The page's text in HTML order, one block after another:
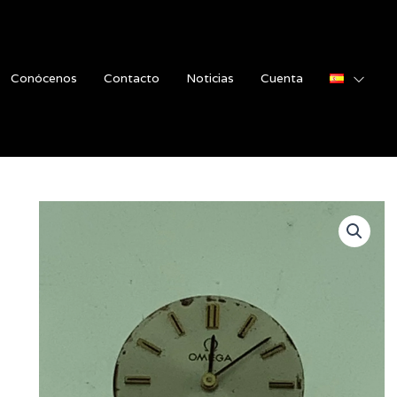
Conócenos Contacto Noticias Cuenta